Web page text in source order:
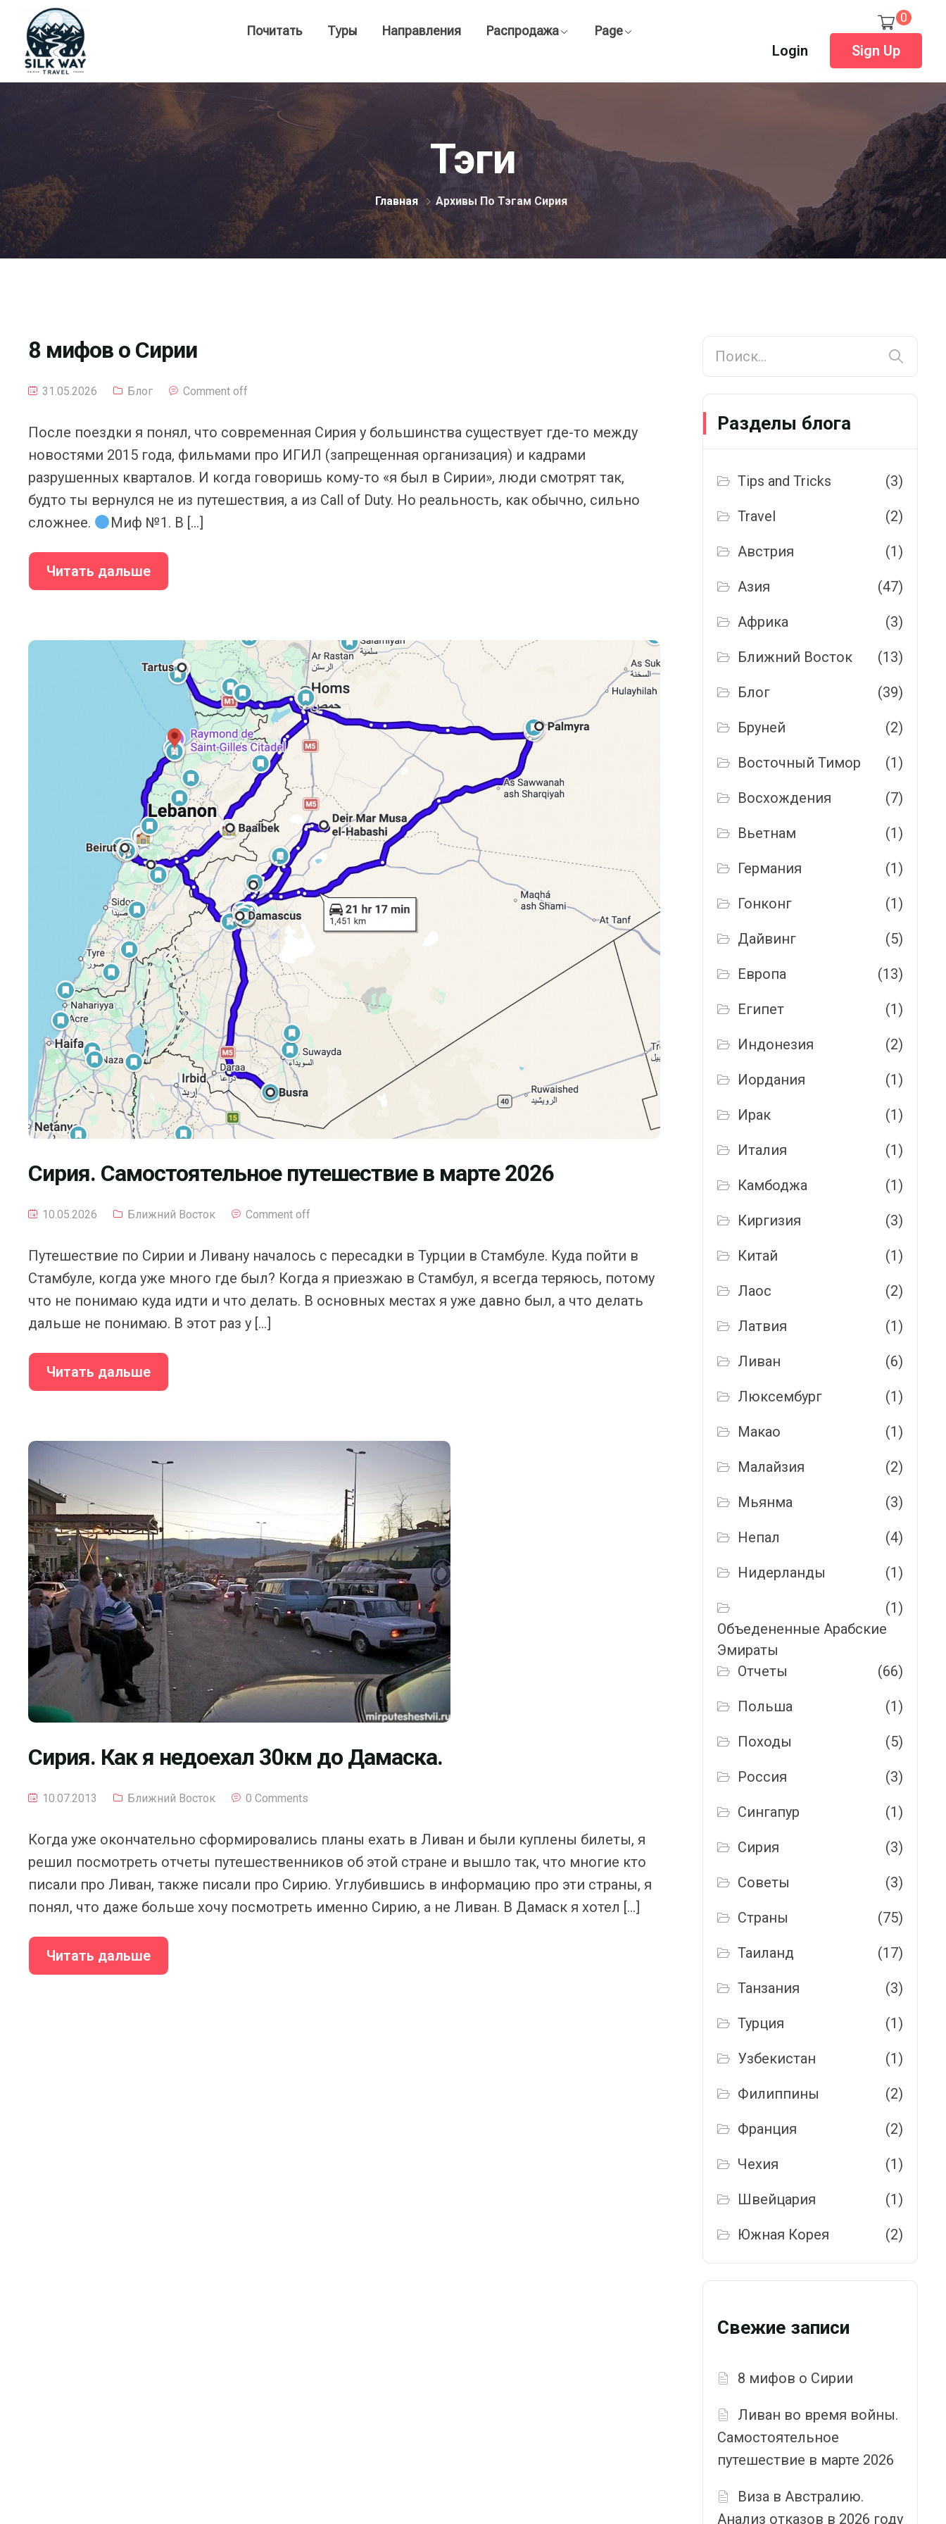
Почитать Туры Направления Распродажа Page
0
Login Sign Up
Тэги
Главная Архивы По Тэгам Сирия
8 мифов о Сирии
31.05.2026 Блог Comment off
После поездки я понял, что современная Сирия у большинства существует где-то между
новостями 2015 года, фильмами про ИГИЛ (запрещенная организация) и кадрами
разрушенных кварталов. И когда говоришь кому-то «я был в Сирии», люди смотрят так,
будто ты вернулся не из путешествия, а из Call of Duty. Но реальность, как обычно, сильно
сложнее.
Миф №1. В […]
Читать дальше
Сирия. Самостоятельное путешествие в марте 2026
10.05.2026 Ближний Восток Comment off
Путешествие по Сирии и Ливану началось с пересадки в Турции в Стамбуле. Куда пойти в
Стамбуле, когда уже много где был? Когда я приезжаю в Стамбул, я всегда теряюсь, потому
что не понимаю куда идти и что делать. В основных местах я уже давно был, а что делать
дальше не понимаю. В этот раз у […]
Читать дальше
Сирия. Как я недоехал 30км до Дамаска.
10.07.2013 Ближний Восток 0 Comments
Когда уже окончательно сформировались планы ехать в Ливан и были куплены билеты, я
решил посмотреть отчеты путешественников об этой стране и вышло так, что многие кто
писали про Ливан, также писали про Сирию. Углубившись в информацию про эти страны, я
понял, что даже больше хочу посмотреть именно Сирию, а не Ливан. В Дамаск я хотел […]
Читать дальше
Разделы блога
Tips and Tricks (3)
Travel (2)
Австрия (1)
Азия (47)
Африка (3)
Ближний Восток (13)
Блог (39)
Бруней (2)
Восточный Тимор (1)
Восхождения (7)
Вьетнам (1)
Германия (1)
Гонконг (1)
Дайвинг (5)
Европа (13)
Египет (1)
Индонезия (2)
Иордания (1)
Ирак (1)
Италия (1)
Камбоджа (1)
Киргизия (3)
Китай (1)
Лаос (2)
Латвия (1)
Ливан (6)
Люксембург (1)
Макао (1)
Малайзия (2)
Мьянма (3)
Непал (4)
Нидерланды (1)
Объедененные Арабские
Эмираты
(1)
Отчеты (66)
Польша (1)
Походы (5)
Россия (3)
Сингапур (1)
Сирия (3)
Советы (3)
Страны (75)
Таиланд (17)
Танзания (3)
Турция (1)
Узбекистан (1)
Филиппины (2)
Франция (2)
Чехия (1)
Швейцария (1)
Южная Корея (2)
Свежие записи
8 мифов о Сирии
Ливан во время войны.
Самостоятельное
путешествие в марте 2026
Виза в Австралию.
Анализ отказов в 2026 году